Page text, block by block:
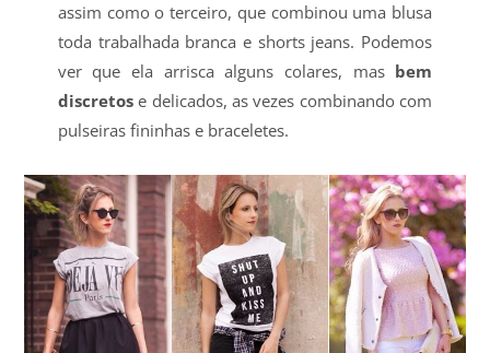
assim como o terceiro, que combinou uma blusa
toda trabalhada branca e shorts jeans. Podemos
ver que ela arrisca alguns colares, mas bem
discretose delicados, as vezes combinando com
pulseiras fininhas e braceletes.